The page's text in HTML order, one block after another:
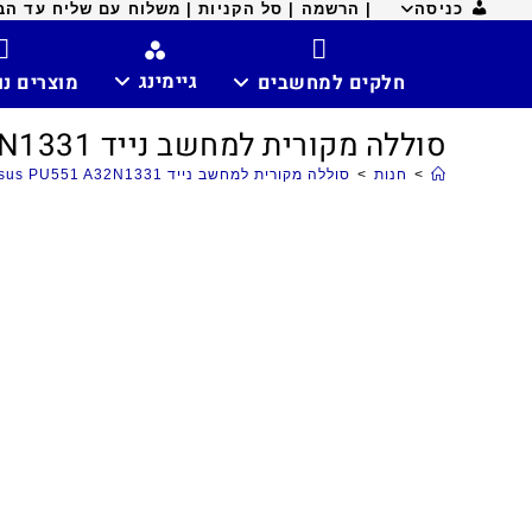
כניסה | הרשמה | סל הקניות | משלוח עם שליח עד הבית
חלקים למחשבים גיימינג מוצרים
סוללה מקורית למחשב נייד Asus PU551 A32N1331
> חנות > סוללה מקורית למחשב נייד Asus PU551 A32N1331